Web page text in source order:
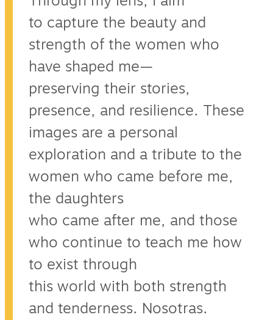
to capture the beauty and
strength of the women who
have shaped me—
preserving their stories,
presence, and resilience. These
images are a personal
exploration and a tribute to the
women who came before me,
the daughters
who came after me, and those
who continue to teach me how
to exist through
this world with both strength
and tenderness. Nosotras.